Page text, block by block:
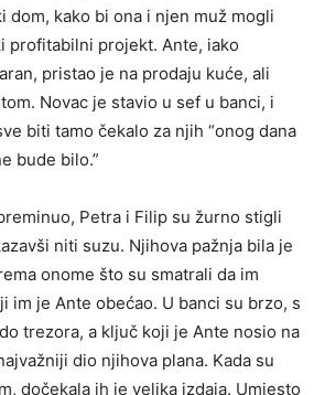
dom, kako bi ona i njen muž mogli
profitabilni projekt. Ante, iako
pristao je na prodaju kuće, ali
Novac je stavio u sef u banci, i
biti tamo čekalo za njih “onog dana
bude bilo.”
Petra i Filip su žurno stigli
niti suzu. Njihova pažnja bila je
onome što su smatrali da im
im je Ante obećao. U banci su brzo, s
trezora, a ključ koji je Ante nosio na
dio njihova plana. Kada su
dočekala ih je velika izdaja. Umjesto